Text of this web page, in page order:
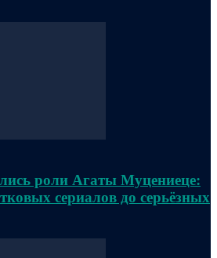
роли Агаты Муцениеце:
сериалов до серьёзных